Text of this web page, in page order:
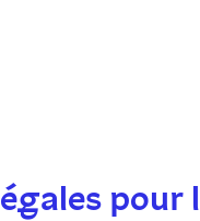
pour